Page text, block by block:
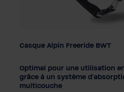
Couleur
Taille homme
M
L XL
Casque Alpin Freeride BWT
Optimal pour une utilisation
grâce à un système
multicouche